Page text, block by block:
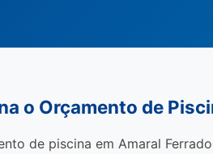
o Orçamento de
de piscina em Amaral